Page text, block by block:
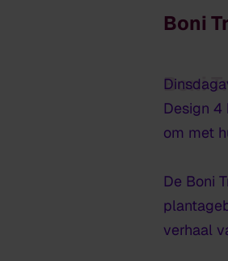
Boni
Boni
Design
om met
De Boni
verhaal